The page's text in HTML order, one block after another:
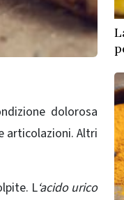
dolorosa
articolazioni. Altri
L‘acido urico